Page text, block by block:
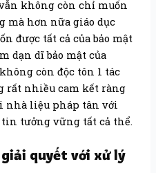
không còn chỉ muốn
mà hơn nữa giáo dục
được tất cả của bảo mật
dạn dĩ bảo mật của
còn độc tôn 1 tác
rất nhiều cam kết ràng
nhà liệu pháp tân với
tưởng vững tất cả thể.
quyết với xử lý